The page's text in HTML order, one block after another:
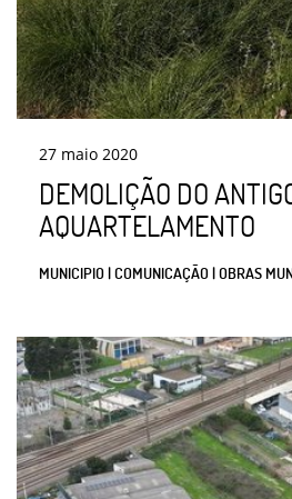
27 maio 2020
DEMOLIÇÃO DO
AQUARTELAMENTO
MUNICIPIO | COMUNICAÇÃO | OBRAS